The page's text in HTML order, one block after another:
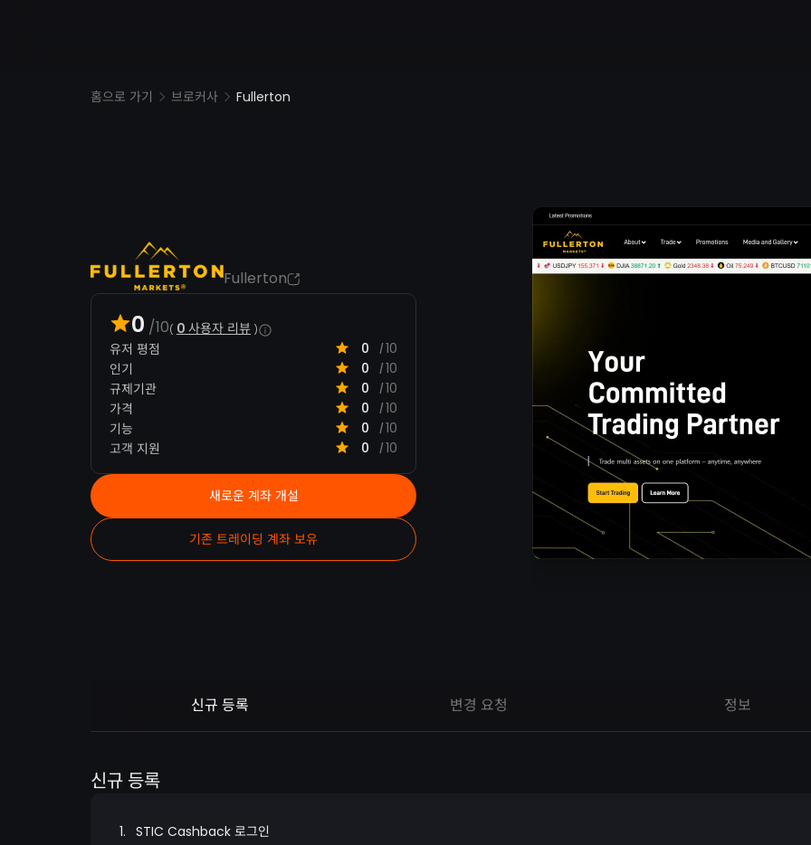
홈으로 가기 브로커사 Fullerton
Fullerton
0 /10 0 사용자 리뷰
유저 평점
0 /10
인기
0 /10
규제기관
0 /10
가격
0 /10
기능
0 /10
고객 지원
0 /10
새로운 계좌 개설
기존 트레이딩 계좌 보유
신규 등록 변경 요청 정보
신규 등록
1. STIC Cashback 로그인